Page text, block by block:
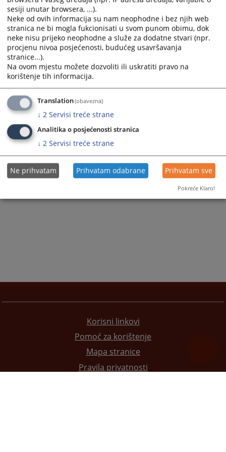
Korisni linkovi
Pomoć za korištenje
Mapa stranice
Pravila privatnosti
sesiji unutar browsera, ...).
Neke od ovih informacija su nam neophodne i bez njih web
stranica ne bi mogla fukcionisati u svom punom obimu, dok
neke nisu prijeko neophodne a služe za dodatne stvari (npr.
procjenu nivoa posjećenosti, budućeg usavršavanja
stranice...).
Na ovom mjestu možete dozvoliti ili uskratiti pravo na
korištenje tih informacija.
Translation(obavezna)
↓ 2 Servisi treće strane
Analitika o posjećenosti stranica
↓ 2 Servisi treće strane
Ne prihvatam Prihvatam odabrane Prihvatam sve
Pokreće Klaro!